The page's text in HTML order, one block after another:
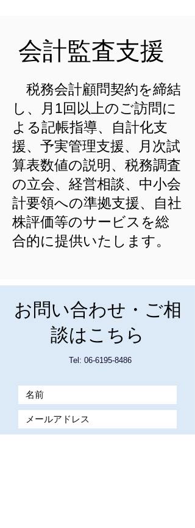
お問い合わせ・ご相
談はこちら
Tel: 06-6195-8486
会計監査支援
税務会計顧問契約を締結
し、月1回以上のご訪問に
よる記帳指導、自計化支
援、予実管理支援、月次試
算表数値の説明、税務調査
の立会、経営相談、中小会
計要領への準拠支援、自社
株評価等のサービスを総
合的に提供いたします。